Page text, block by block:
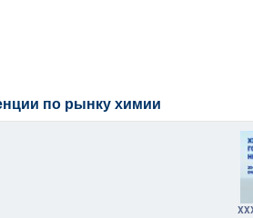
по рынку химии